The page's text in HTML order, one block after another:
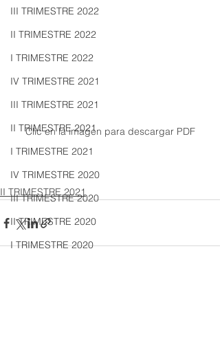
III TRIMESTRE 2022
II TRIMESTRE 2022
I TRIMESTRE 2022
IV TRIMESTRE 2021
III TRIMESTRE 2021
II TRIMESTRE 2021
I TRIMESTRE 2021
IV TRIMESTRE 2020
III TRIMESTRE 2020
II TRIMESTRE 2020
I TRIMESTRE 2020
Clic en la imagen para descargar PDF
II TRIMESTRE 2021